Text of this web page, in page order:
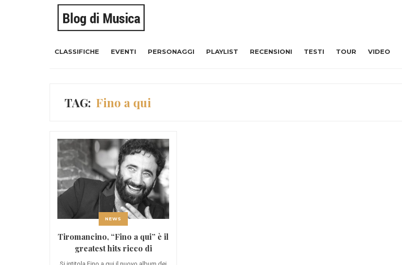
CLASSIFICHE EVENTI PERSONAGGI PLAYLIST RECENSIONI TESTI TOUR VIDEO
TAG: Fino a qui
NEWS
Tiromancino, “Fino a qui” è il
greatest hits ricco di
sorprese e collaborazioni